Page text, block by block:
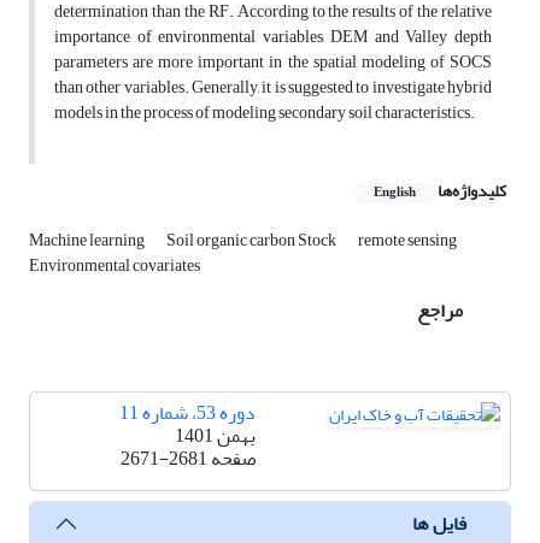
determination than the RF. According to the results of the relative
importance of environmental variables, DEM and Valley depth
parameters are more important in the spatial modeling of SOCS
than other variables. Generally, it is suggested to investigate hybrid
models in the process of modeling secondary soil characteristics.
کلیدواژه‌ها English
Machine learning Soil organic carbon Stock remote sensing
Environmental covariates
مراجع
دوره 53، شماره 11
بهمن 1401
صفحه2671-2681
فایل ها